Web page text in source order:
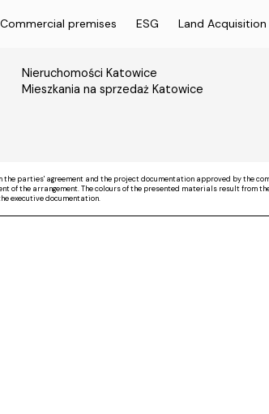
Commercial premises ESG Land Acquisition
Nieruchomości Katowice
Mieszkania na sprzedaż Katowice
parties' agreement and the project documentation approved by the
the arrangement. The colours of the presented materials result from
executive documentation.